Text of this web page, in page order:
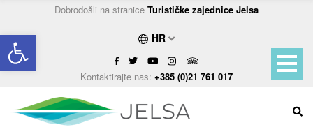
Open toolbar
Dobrodošli na stranice Turističke zajednice Jelsa
HR
Kontaktirajte nas: +385 (0)21 761 017